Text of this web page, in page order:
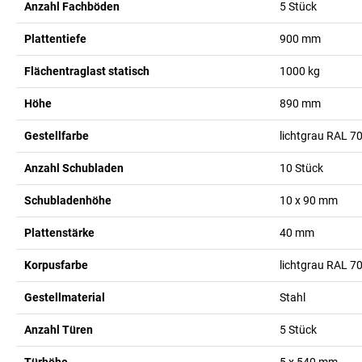
Anzahl Fachböden 5Stück
Plattentiefe 900 mm
Flächentraglast statisch 1000 kg
Höhe 890 mm
Gestellfarbe lichtgrau RAL
Anzahl Schubladen 10 Stück
Schubladenhöhe 10 x 90 mm
Plattenstärke 40 mm
Korpusfarbe lichtgrau RAL
Gestellmaterial Stahl
Anzahl Türen 5Stück